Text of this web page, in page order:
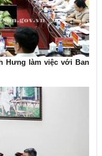
Hưng làm việc với Ban